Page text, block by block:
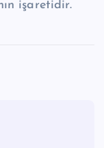
işaretidir.